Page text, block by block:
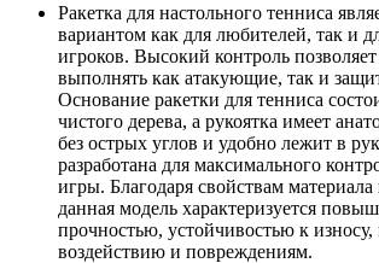
Ракетка для настольного тенниса
вариантом как для любителей, так и
игроков. Высокий контроль
выполнять как атакующие, так и
Основание ракетки для тенниса
чистого дерева, а рукоятка имеет
без острых углов и удобно лежит в
разработана для максимального
игры. Благодаря свойствам материала
данная модель характеризуется
прочностью, устойчивостью к
воздействию и повреждениям.